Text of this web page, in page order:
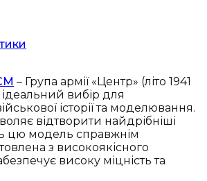
– Група армії «Центр» (літо 1941
вибір для
історії та моделювання.
відтворити найдрібніші
цю модель справжнім
з високоякісного
високу міцність та